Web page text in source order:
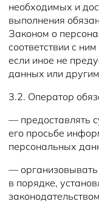
необходимых и
выполнения
Законом о
соответствии с
если иное не
данных или
3.2. Оператор
— предоставлять
его просьбе
персональных
—
в порядке,